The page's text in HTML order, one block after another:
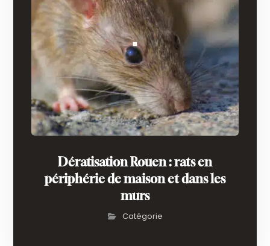
Dératisation Rouen : rats en
périphérie de maison et dans les
murs
Catégorie